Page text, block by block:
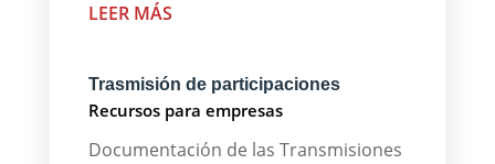
LEER MÁS
Trasmisión de participaciones
Recursos para empresas
Documentación de las Transmisiones